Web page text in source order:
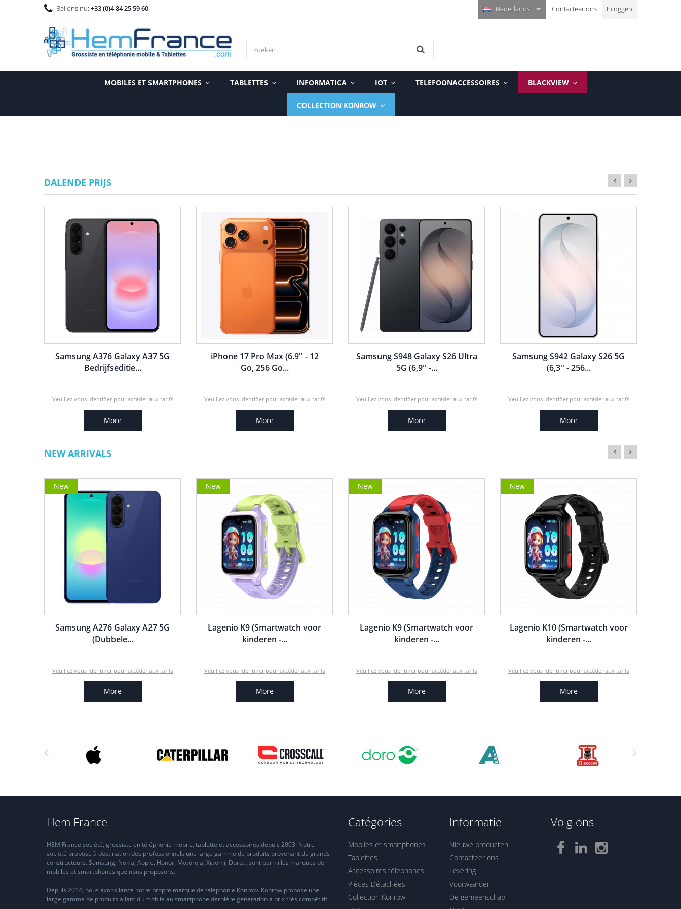
Inloggen
Contacteer ons
Bel ons nu: +33 (0)4 84 25 59 60 Nederlands
MOBILES ET SMARTPHONES TABLETTES INFORMATICA IOT TELEFOONACCESSOIRES BLACKVIEW
COLLECTION KONROW
DALENDE PRIJS
Samsung A376 Galaxy A37 5G
Bedrijfseditie...
Veuillez vous identifier pour accéder aux tarifs
More
iPhone 17 Pro Max (6.9'' - 12
Go, 256 Go...
Veuillez vous identifier pour accéder aux tarifs
More
Samsung S948 Galaxy S26 Ultra
5G (6,9'' -...
Veuillez vous identifier pour accéder aux tarifs
More
Samsung S942 Galaxy S26 5G
(6,3'' - 256...
Veuillez vous identifier pour accéder aux tarifs
More
NEW ARRIVALS
New
Samsung A276 Galaxy A27 5G
(Dubbele...
Veuillez vous identifier pour accéder aux tarifs
More
New
Lagenio K9 (Smartwatch voor
kinderen -...
Veuillez vous identifier pour accéder aux tarifs
More
New
Lagenio K9 (Smartwatch voor
kinderen -...
Veuillez vous identifier pour accéder aux tarifs
More
New
Lagenio K10 (Smartwatch voor
kinderen -...
Veuillez vous identifier pour accéder aux tarifs
More
Hem France
HEM France société, grossiste en téléphonie mobile, tablette et accessoires depuis 2003. Notre
société propose à destination des professionnels une large gamme de produits provenant de grands
constructeurs. Samsung, Nokia, Apple, Honor, Motorola, Xiaomi, Doro… sont parmi les marques de
mobiles et smartphones que nous proposons.
Depuis 2014, nous avons lancé notre propre marque de téléphonie Konrow. Konrow propose une
large gamme de produits allant du mobile au smartphone dernière génération à prix très compétitif.
Catégories
Mobiles et smartphones
Tablettes
Accessoires téléphones
Pièces Détachées
Collection Konrow
Informatie
Nieuwe producten
Contacteer ons
Levering
Voorwaarden
De gemeenschap
Volg ons